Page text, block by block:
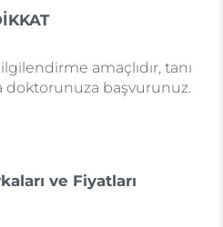
amaçlıdır, tanı
doktorunuza başvurunuz.
ve Fiyatları